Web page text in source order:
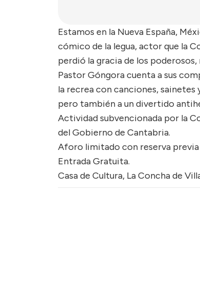
Estamos en la Nueva España,
cómico de la legua, actor que la
perdió la gracia de los
Pastor Góngora cuenta a sus
la recrea con canciones, sainetes
pero también a un divertido
Actividad subvencionada por la
del Gobierno de Cantabria.
Aforo limitado con reserva previa
Entrada Gratuita.
Casa de Cultura, La Concha de